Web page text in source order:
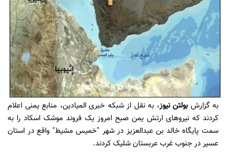
به گزارشبولتن نیوز، به نقل از شبکه خبری المیادین، منابع یمنی اعلام
کردند که نیروهای ارتش یمن صبح امروز یک فروند موشک اسکاد را به
سمت پایگاه خالد بن عبدالعزیز در شهر "خمیس مشیط" واقع در استان
عسیر در جنوب غرب عربستان شلیک کردند.